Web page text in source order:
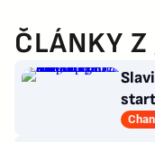
ČLÁNKY